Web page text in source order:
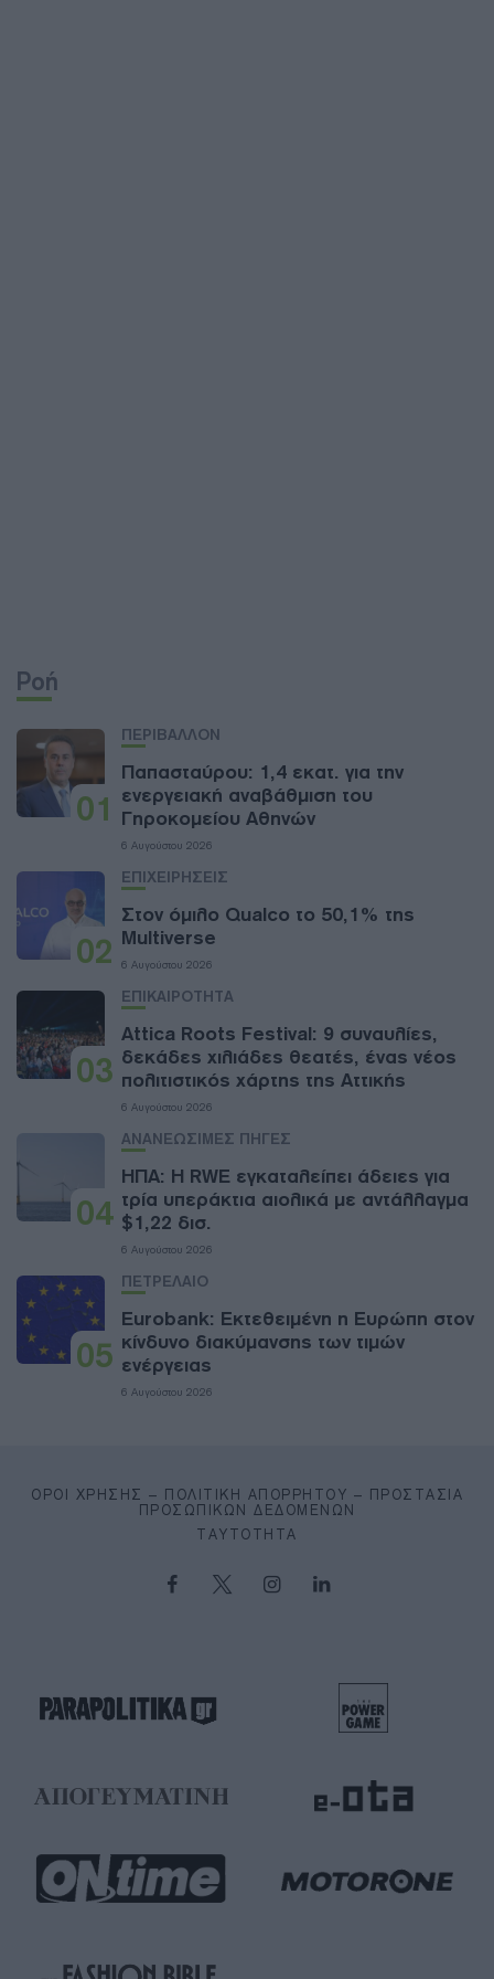
Ροή
01
ΠΕΡΙΒΑΛΛΟΝ
Παπασταύρου: 1,4 εκατ. για την
ενεργειακή αναβάθμιση του
Γηροκομείου Αθηνών
6 Αυγούστου 2026
02
ΕΠΙΧΕΙΡΗΣΕΙΣ
Στον όμιλο Qualco το 50,1% της
Multiverse
6 Αυγούστου 2026
03
ΕΠΙΚΑΙΡΟΤΗΤΑ
Attica Roots Festival: 9 συναυλίες,
δεκάδες χιλιάδες θεατές, ένας νέος
πολιτιστικός χάρτης της Αττικής
6 Αυγούστου 2026
04
ΑΝΑΝΕΩΣΙΜΕΣ ΠΗΓΕΣ
ΗΠΑ: Η RWE εγκαταλείπει άδειες για
τρία υπεράκτια αιολικά με αντάλλαγμα
$1,22 δισ.
6 Αυγούστου 2026
05
ΠΕΤΡΕΛΑΙΟ
Eurobank: Εκτεθειμένη η Ευρώπη στον
κίνδυνο διακύμανσης των τιμών
ενέργειας
6 Αυγούστου 2026
ΌΡΟΙ ΧΡΉΣΗΣ – ΠΟΛΙΤΙΚΉ ΑΠΟΡΡΉΤΟΥ – ΠΡΟΣΤΑΣΊΑ
ΠΡΟΣΩΠΙΚΏΝ ΔΕΔΟΜΈΝΩΝ
ΤΑΥΤΌΤΗΤΑ